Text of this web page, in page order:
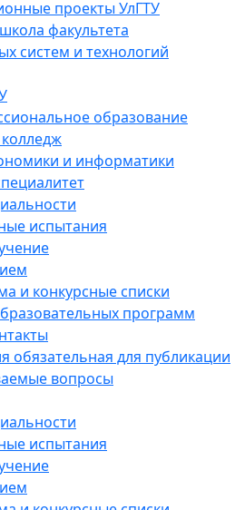
проекты УлГТУ
факультета
систем и технологий
образование
и информатики
испытания
и конкурсные списки
программ
обязательная для публикации
вопросы
испытания